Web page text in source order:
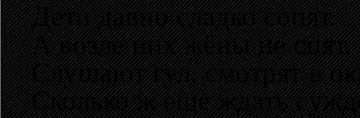
Дети давно сладко сопят.
А возле них жёны не спят.
Слушают гул, смотрят в
Сколько ж еще ждать